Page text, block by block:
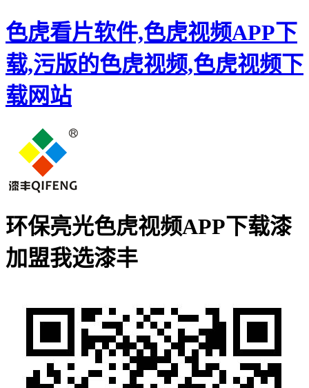
色虎看片软件,色虎视频APP下
载,污版的色虎视频,色虎视频下
载网站
环保亮光色虎视频APP下载漆
加盟我选漆丰